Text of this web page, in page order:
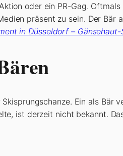
oder ein PR-Gag.
präsent zu sein. Der
in Düsseldorf –
Ein als Bär
ist derzeit nicht bekannt.